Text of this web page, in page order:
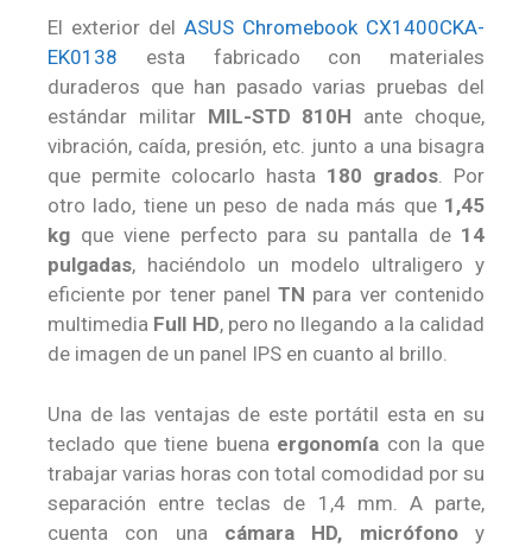
El exterior del ASUS Chromebook CX1400CKA-
EK0138 esta fabricado con materiales
duraderos que han pasado varias pruebas del
estándar militar MIL-STD 810H ante choque,
vibración, caída, presión, etc. junto a una bisagra
que permite colocarlo hasta 180 grados. Por
otro lado, tiene un peso de nada más que 1,45
kg que viene perfecto para su pantalla de 14
pulgadas, haciéndolo un modelo ultraligero y
eficiente por tener panelTN para ver contenido
multimedia Full HD, pero no llegando a la calidad
de imagen de un panel IPS en cuanto al brillo.
Una de las ventajas de este portátil esta en su
teclado que tiene buena ergonomía con la que
trabajar varias horas con total comodidad por su
separación entre teclas de 1,4 mm. A parte,
cuenta con una cámara HD, micrófonoy